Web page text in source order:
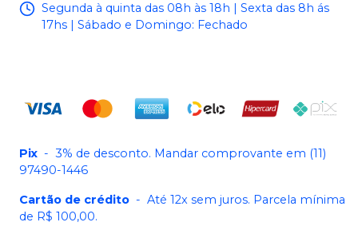
Segunda à quinta das 08h às 18h | Sexta das 8h ás
17hs | Sábado e Domingo: Fechado
Pix - 3% de desconto. Mandar comprovante em (11)
97490-1446
Cartão de crédito - Até 12x sem juros. Parcela mínima
de R$ 100,00.